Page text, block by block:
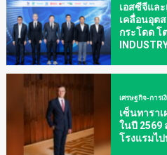
เอสซีจีแล
เคลื่อนอุต
กระโดด โ
เศรษฐกิจ-การเ
เซ็นทารา
ในปี 2569
โรงแรมไ